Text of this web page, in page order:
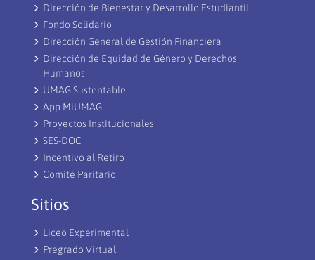
Dirección de Bienestar y Desarrollo Estudiantil
Fondo Solidario
Dirección General de Gestión Financiera
Dirección de Equidad de Género y Derechos
Humanos
UMAG Sustentable
App MiUMAG
Proyectos Institucionales
SES-DOC
Incentivo al Retiro
Comité Paritario
Sitios
Liceo Experimental
Pregrado Virtual